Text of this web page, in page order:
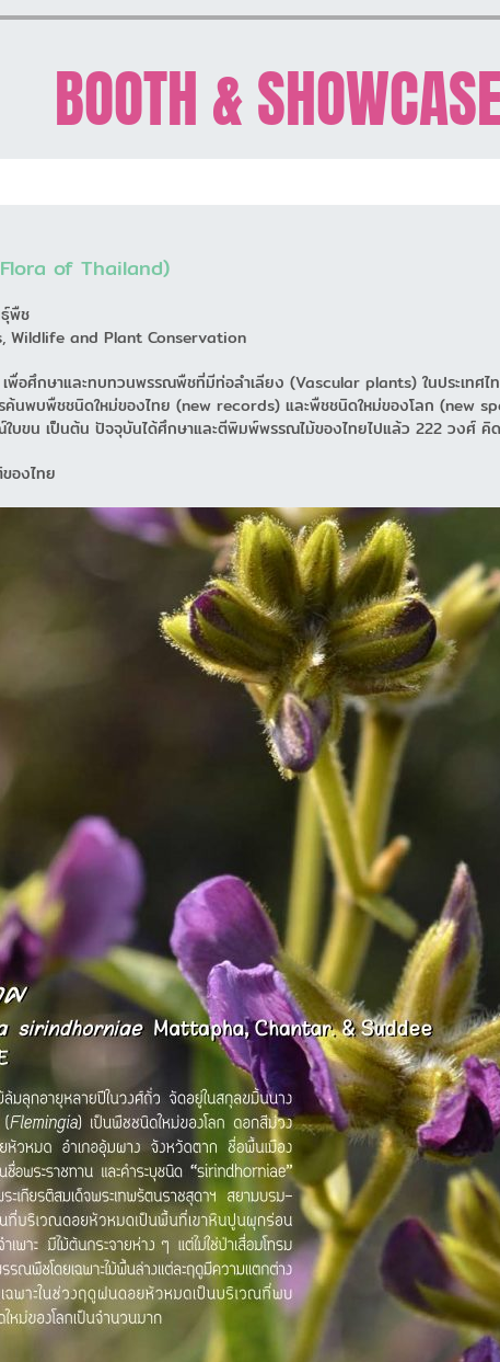
BOOTH & SHOWCASE
of Thailand)
พืช
and Plant Conservation
พื่อศึกษาและทบทวนพรรณพืชที่มีท่อลำเลียง (Vascular plants) ในประเทศ
นพบพืชชนิดใหม่ของไทย (new records) และพืชชนิดใหม่ของโลก (new
บขน เป็นต้น ปัจจุบันได้ศึกษาและตีพิมพ์พรรณไม้ของไทยไปแล้ว 222 วงศ์ คิ
องไทย